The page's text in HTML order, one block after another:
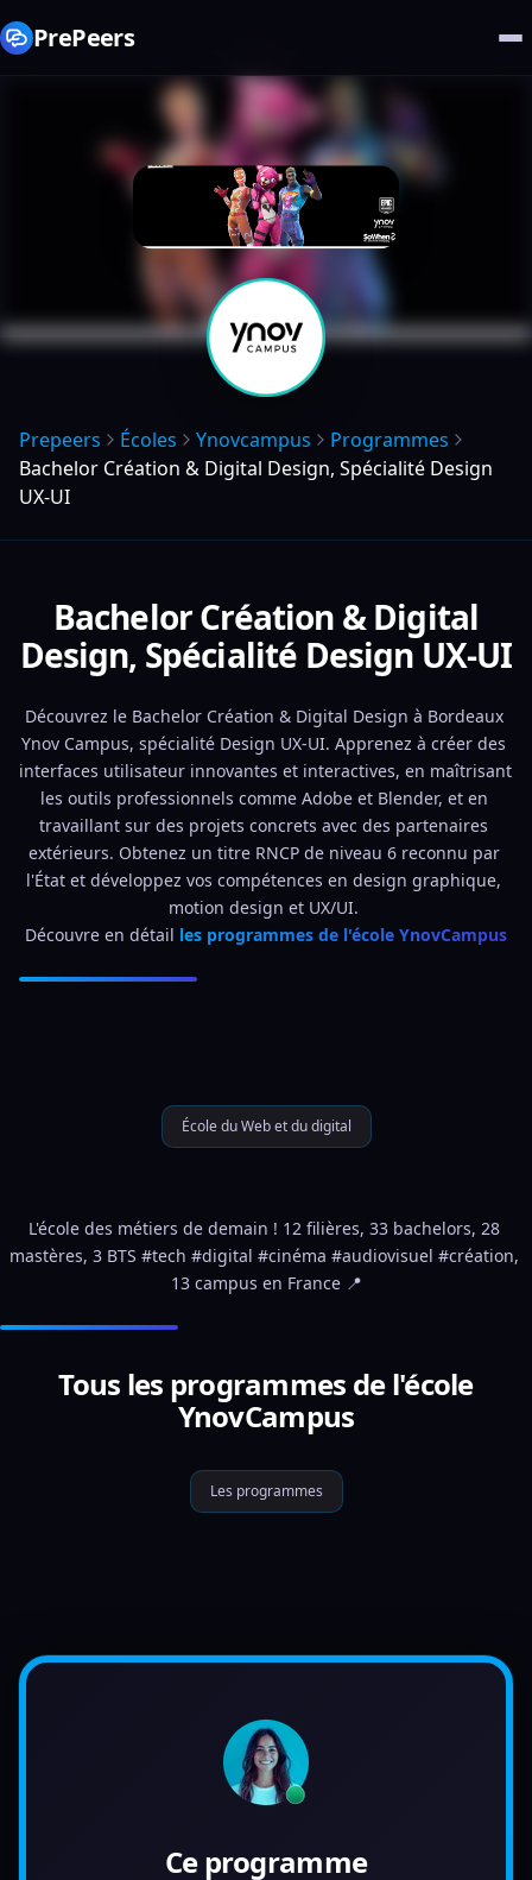
PrePeers
Prepeers Écoles Ynovcampus
Programmes
Bachelor Création & Digital Design, Spécialité Design
UX-UI
Bachelor Création & Digital
Design, Spécialité Design UX-UI
Découvrez le Bachelor Création & Digital Design à Bordeaux
Ynov Campus, spécialité Design UX-UI. Apprenez à créer des
interfaces utilisateur innovantes et interactives, en maîtrisant
les outils professionnels comme Adobe et Blender, et en
travaillant sur des projets concrets avec des partenaires
extérieurs. Obtenez un titre RNCP de niveau 6 reconnu par
l'État et développez vos compétences en design graphique,
motion design et UX/UI.
Découvre en détail les programmes de l'école YnovCampus
École du Web et du digital
L'école des métiers de demain ! 12 filières, 33 bachelors, 28
mastères, 3 BTS #tech #digital #cinéma #audiovisuel #création,
13 campus en France 📍
Tous les programmes de l'école
YnovCampus
Les programmes
Ce programme